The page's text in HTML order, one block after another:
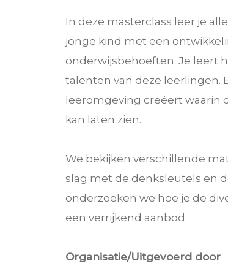
In deze masterclass leer je
jonge kind met een
onderwijsbehoeften. Je leert
talenten van deze leerlingen.
leeromgeving creëert waarin
kan laten zien.
We bekijken verschillende
slag met de denksleutels en
onderzoeken we hoe je de
een verrijkend aanbod.
Organisatie/Uitgevoerd door